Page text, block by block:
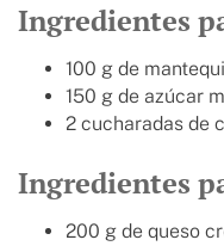
Ingredientes
100 g de
150 g de azúcar
2 cucharadas de
Ingredientes
200 g de queso